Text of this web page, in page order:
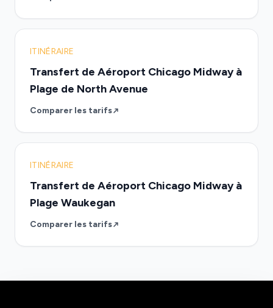
ITINÉRAIRE
Transfert de Aéroport Chicago Midway à
Plage de North Avenue
Comparer les tarifs
ITINÉRAIRE
Transfert de Aéroport Chicago Midway à
Plage Waukegan
Comparer les tarifs